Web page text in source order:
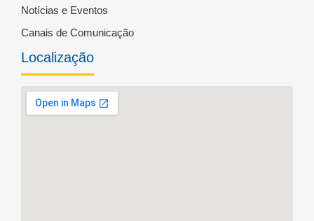
Notícias e Eventos
Canais de Comunicação
Localização